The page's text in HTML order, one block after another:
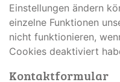
Einstellungen ändern
einzelne Funktionen
nicht funktionieren,
Cookies deaktiviert
Kontaktformular